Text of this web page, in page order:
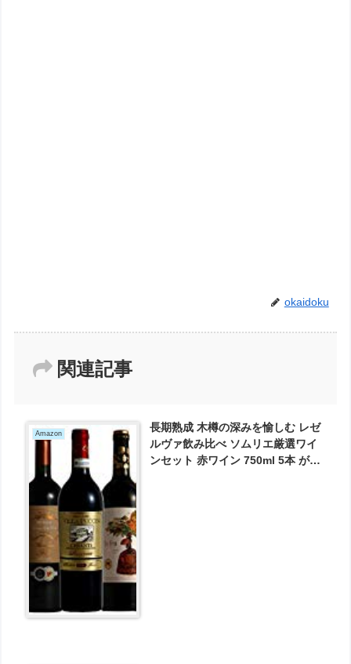
okaidoku
関連記事
Amazon
長期熟成 木樽の深みを愉しむ レゼ
ルヴァ飲み比べ ソムリエ厳選ワイ
ンセット 赤ワイン 750ml 5本 が